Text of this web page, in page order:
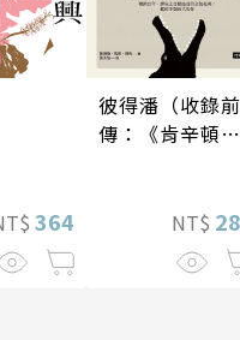
364
彼得潘（收錄前
傳：《肯辛頓花
NT$